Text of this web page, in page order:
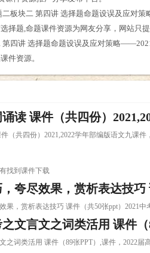
板块二 第四讲 选择题命题设误及应对
择题,命题课件资源为网友分享，网站只
四讲 选择题命题设误及应对策略
件资源。
读 课件（共四份）
（共四份）2021,2022学年部编版语文九课
找到课件下载
夸尽效果，赏析表达技巧
果，赏析表达技巧 课件（共50张ppt）2021
文言文之词类活用 课件
之词类活用 课件（89张PPT）,课件，2022